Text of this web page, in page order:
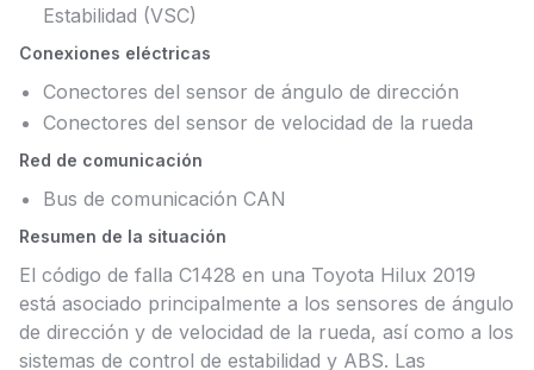
Estabilidad (VSC)
Conexiones eléctricas
Conectores del sensor de ángulo de dirección
Conectores del sensor de velocidad de la rueda
Red de comunicación
Bus de comunicación CAN
Resumen de la situación
El código de falla C1428 en una Toyota Hilux 2019
está asociado principalmente a los sensores de ángulo
de dirección y de velocidad de la rueda, así como a los
sistemas de control de estabilidad y ABS. Las